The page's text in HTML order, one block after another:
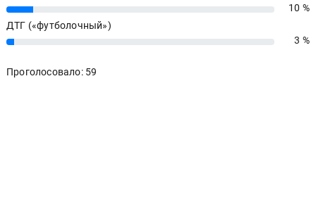
10%
10 %
ДТГ («футболочный»)
3% 3 %
Проголосовало: 59